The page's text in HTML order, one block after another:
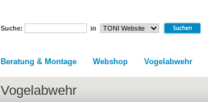
Suche: in
Beratung & Montage Webshop Vogelabwehr
Vogelabwehr